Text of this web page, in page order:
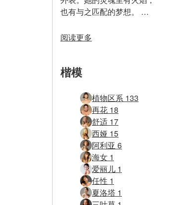
也有与之匹配的梦想。 …
阅读更多
楷模
植物区系 133
再花 18
舒适 17
西娅 15
阿利亚 6
海女 1
爱丽儿 1
任性 1
夏洛塔 1